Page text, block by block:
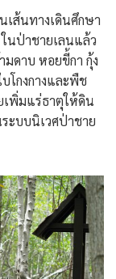
เส้นทางเดินศึกษา
นป่าชายเลนแล้ว
มดาบ หอยขี้กา กุ้ง
โกงกางและพืช
พิ่มแร่ธาตุให้ดิน
ะบบนิเวศป่าชาย